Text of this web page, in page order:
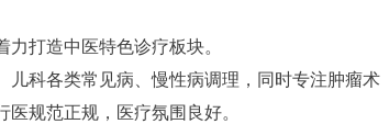
打造中医特色诊疗板块。
科各类常见病、慢性病调理，同时专注肿瘤术
规范正规，医疗氛围良好。